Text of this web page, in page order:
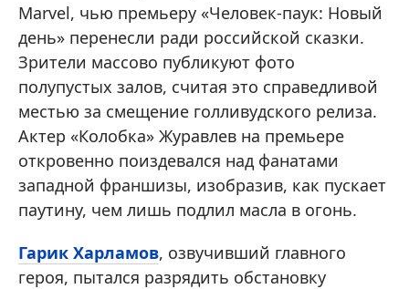
Marvel, чью премьеру «Человек-паук: Новый
день» перенесли ради российской сказки.
Зрители массово публикуют фото
полупустых залов, считая это справедливой
местью за смещение голливудского релиза.
Актер «Колобка» Журавлев на премьере
откровенно поиздевался над фанатами
западной франшизы, изобразив, как пускает
паутину, чем лишь подлил масла в огонь.
Гарик Харламов, озвучивший главного
героя, пытался разрядить обстановку